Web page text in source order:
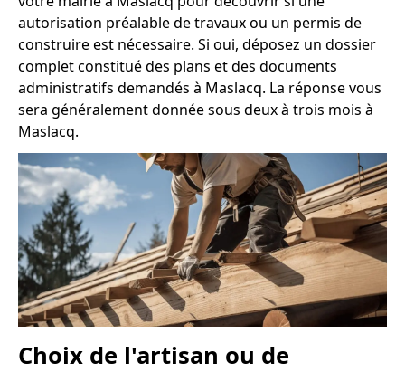
autorisation préalable de travaux ou un permis de
construire est nécessaire. Si oui, déposez un dossier
complet constitué des plans et des documents
administratifs demandés à Maslacq. La réponse vous
sera généralement donnée sous deux à trois mois à
Maslacq.
Choix de l'artisan ou de